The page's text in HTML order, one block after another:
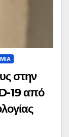
στην
19 από